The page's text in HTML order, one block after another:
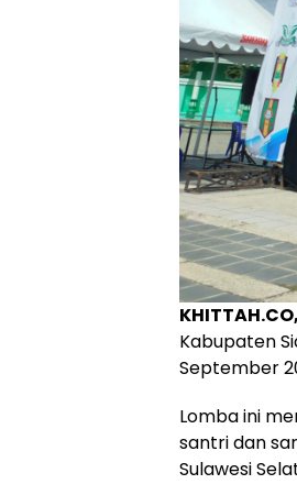
Kabupaten
September
Lomba ini
santri dan
Sulawesi